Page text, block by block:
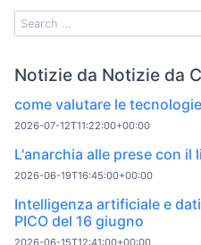
Notizie da Notizie da
come valutare le
2026-07-12T11:22:00+00:00
L'anarchia alle prese con il
2026-06-19T16:45:00+00:00
Intelligenza artificiale e
PICO del 16 giugno
2026-06-15T12:41:00+00:00